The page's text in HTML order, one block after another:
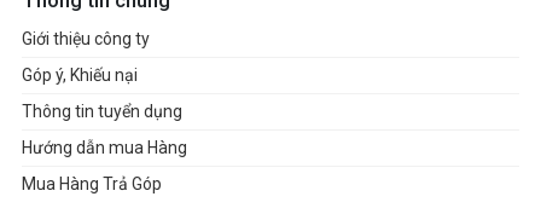
Giới thiệu công ty
Góp ý, Khiếu nại
Thông tin tuyển dụng
Hướng dẫn mua Hàng
Mua Hàng Trả Góp